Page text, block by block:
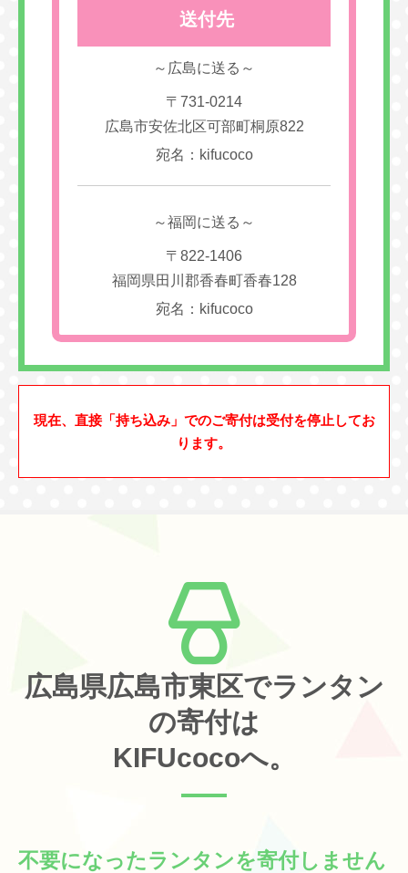
送付先
～広島に送る～
〒731-0214
広島市安佐北区可部町桐原822
宛名：kifucoco
～福岡に送る～
〒822-1406
福岡県田川郡香春町香春128
宛名：kifucoco
現在、直接「持ち込み」でのご寄付は受付を停止してお
ります。
広島県広島市東区でランタン
の寄付は
KIFUcocoへ。
不要になったランタンを寄付しません